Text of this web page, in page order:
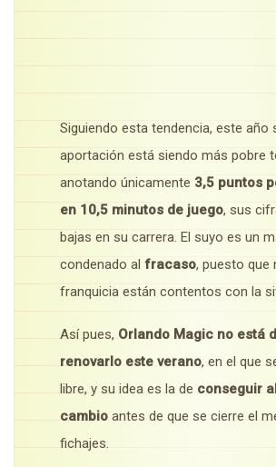
Siguiendo esta tendencia, este año
aportación está siendo más pobre
anotando únicamente 3,5 puntos
en 10,5 minutos de juego, sus
bajas en su carrera. El suyo es un
condenado al fracaso, puesto que
franquicia están contentos con la
Así pues, Orlando Magic no está
renovarlo este verano, en el que
libre, y su idea es la de conseguir
cambio antes de que se cierre el
fichajes.